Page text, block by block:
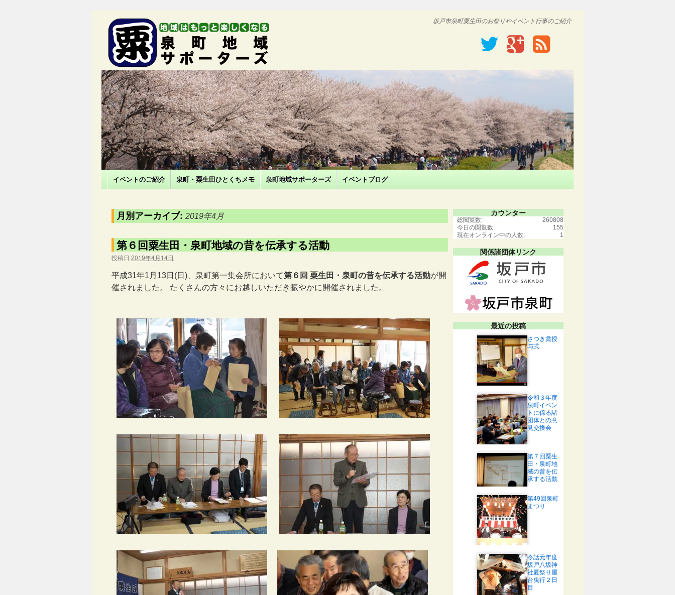
坂戸市泉町粟生田のお祭りやイベント行事のご紹介
イベントのご紹介 泉町・粟生田ひとくちメモ 泉町地域サポーターズ イベントブログ
月別アーカイブ: 2019年4月
第６回粟生田・泉町地域の昔を伝承する活動
投稿日 2019年4月14日
平成31年1月13日(日)、泉町第一集会所において第６回 粟生田・泉町の昔を伝承する活動が開
催されました。
たくさんの方々にお越しいただき賑やかに開催されました。
カウンター
260808
総閲覧数:
155
今日の閲覧数:
1
現在オンライン中の人数:
関係諸団体リンク
最近の投稿
さつき賞授
与式
令和３年度
泉町イベン
トに係る諸
団体との意
見交換会
第７回粟生
田・泉町地
域の昔を伝
承する活動
第49回泉町
まつり
令話元年度
坂戸八坂神
社夏祭り屋
台曳行２日
目